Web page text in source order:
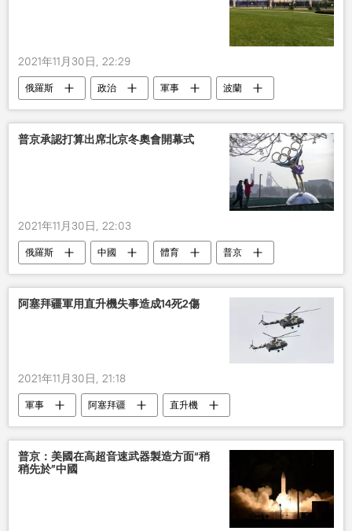
2021年11月30日, 22:29
俄羅斯 政治 軍事
波蘭
北約
亞歷山大•盧卡申科
普京承認打算出席北京冬奧會開幕式
2021年11月30日, 22:03
俄羅斯 中國 體育
普京
2022年北京冬奧會
開幕式
阿塞拜疆軍用直升機失事造成14死2傷
2021年11月30日, 21:18
軍事 阿塞拜疆
直升機
失事
普京：美國在高超音速武器製造方面“稍
稍先於”中國